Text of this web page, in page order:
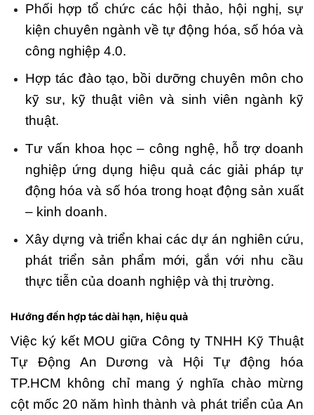
Phối hợp tổ chức các hội thảo, hội nghị, sự
kiện chuyên ngành về tự động hóa, số hóa và
công nghiệp 4.0.
Hợp tác đào tạo, bồi dưỡng chuyên môn cho
kỹ sư, kỹ thuật viên và sinh viên ngành kỹ
thuật.
Tư vấn khoa học – công nghệ, hỗ trợ doanh
nghiệp ứng dụng hiệu quả các giải pháp tự
động hóa và số hóa trong hoạt động sản xuất
– kinh doanh.
Xây dựng và triển khai các dự án nghiên cứu,
phát triển sản phẩm mới, gắn với nhu cầu
thực tiễn của doanh nghiệp và thị trường.
Hướng đến hợp tác dài hạn, hiệu quả
Việc ký kết MOU giữa Công ty TNHH Kỹ Thuật
Tự Động An Dương và Hội Tự động hóa
TP.HCM không chỉ mang ý nghĩa chào mừng
cột mốc 20 năm hình thành và phát triển của An